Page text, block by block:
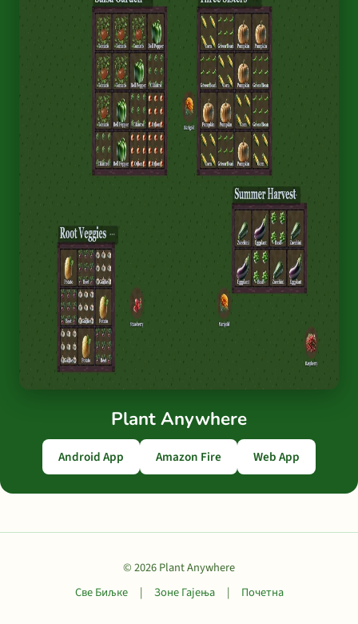
Plant Anywhere
Android App Amazon Fire Web App
© 2026 Plant Anywhere
Све Биљке
| Зоне Гајења | Почетна